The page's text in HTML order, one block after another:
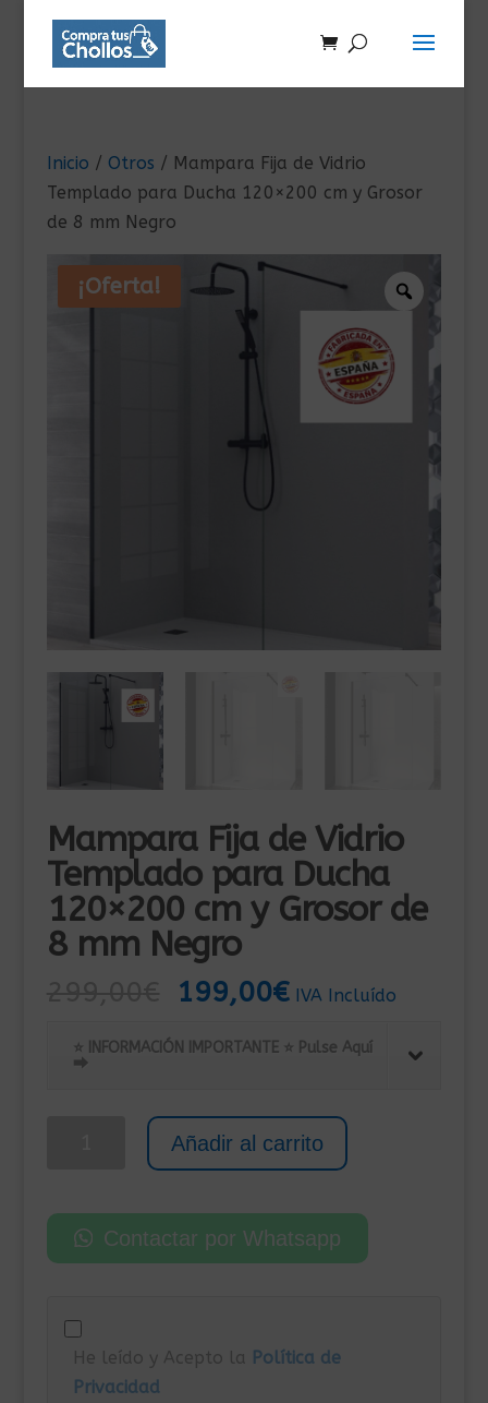
Inicio / Otros / Mampara Fija de Vidrio
Templado para Ducha 120×200 cm y Grosor
de 8 mm Negro
¡Oferta!
Mampara Fija de Vidrio
Templado para Ducha
120×200 cm y Grosor de
8 mm Negro
El
original
299,00€.
199,00€El
actual
199,00€.
IVA Incluído
⭐ INFORMACIÓN IMPORTANTE ⭐ Pulse Aquí
⮕
Vidrio
Templado
120x200
Añadir al carrito
Contactar por Whatsapp
He leído y Acepto la Política de
Privacidad